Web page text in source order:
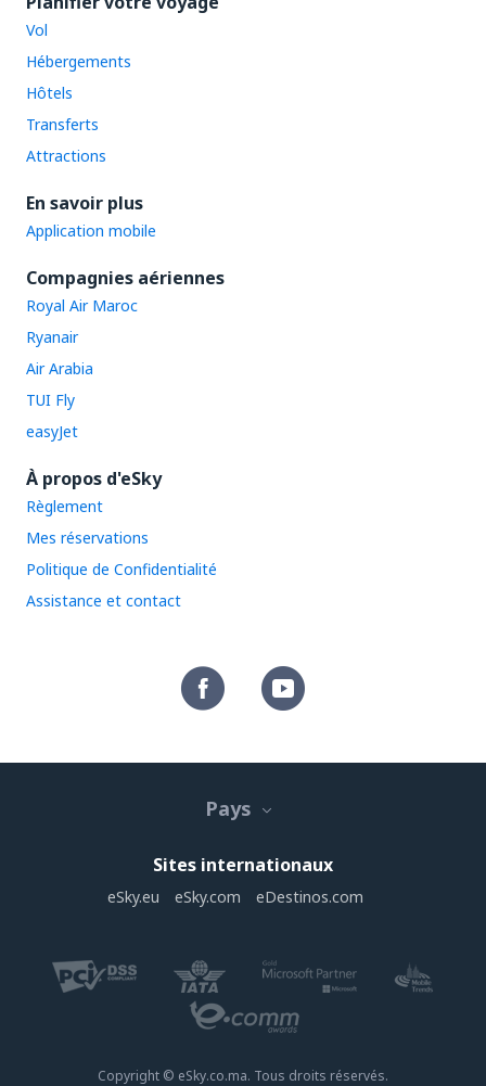
Vol
Hébergements
Hôtels
Transferts
Attractions
En savoir plus
Application mobile
Compagnies aériennes
Royal Air Maroc
Ryanair
Air Arabia
TUI Fly
easyJet
À propos d'eSky
Règlement
Mes réservations
Politique de Confidentialité
Assistance et contact
Pays
Sites internationaux
eSky.eu eSky.com eDestinos.com
Copyright © eSky.co.ma. Tous droits réservés.